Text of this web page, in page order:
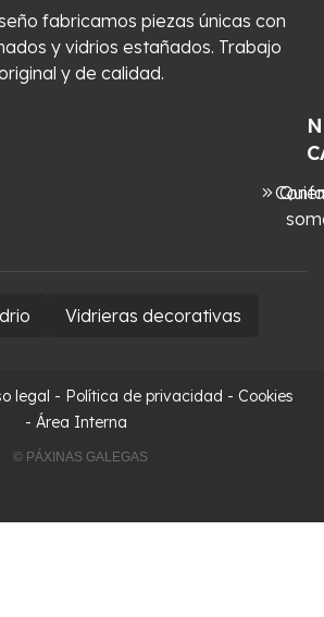
fabricamos piezas únicas con
y vidrios estañados. Trabajo
y de calidad.
Vidrieras decorativas
legal - Política de privacidad - Cookies
- Área Interna
© PÁXINAS GALEGAS